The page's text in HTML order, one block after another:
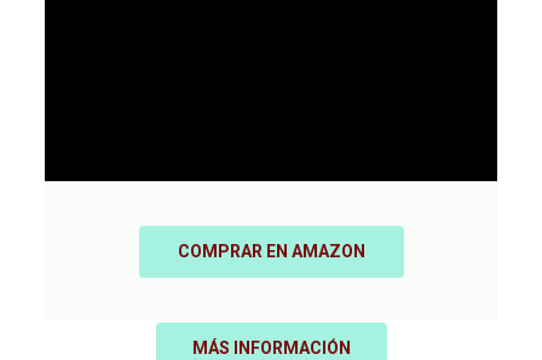
COMPRAR EN AMAZON
MÁS INFORMACIÓN